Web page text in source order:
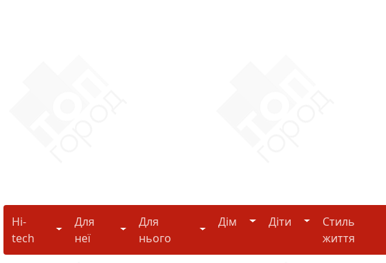
Hi-
tech
Hi-tech
Для
неї
Для неї
Для
нього
Для нього
Дім Дім Діти ДітиСтиль
життя